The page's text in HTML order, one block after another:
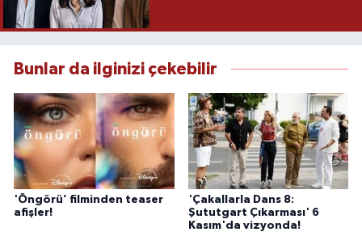
Bunlar da ilginizi çekebilir
'Öngörü’ filminden teaser
afişler!
'Çakallarla Dans 8:
Şututgart Çıkarması' 6
Kasım'da vizyonda!